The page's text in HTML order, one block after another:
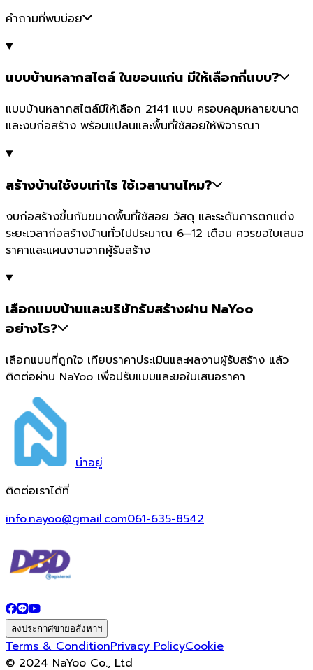
คำถามที่พบบ่อย
แบบบ้านหลากสไตล์ ในขอนแก่น มีให้เลือกกี่แบบ?
แบบบ้านหลากสไตล์มีให้เลือก 2141 แบบ ครอบคลุมหลายขนาด
และงบก่อสร้าง พร้อมแปลนและพื้นที่ใช้สอยให้พิจารณา
สร้างบ้านใช้งบเท่าไร ใช้เวลานานไหม?
งบก่อสร้างขึ้นกับขนาดพื้นที่ใช้สอย วัสดุ และระดับการตกแต่ง
ระยะเวลาก่อสร้างบ้านทั่วไปประมาณ 6–12 เดือน ควรขอใบเสนอ
ราคาและแผนงานจากผู้รับสร้าง
เลือกแบบบ้านและบริษัทรับสร้างผ่าน NaYoo
อย่างไร?
เลือกแบบที่ถูกใจ เทียบราคาประเมินและผลงานผู้รับสร้าง แล้ว
ติดต่อผ่าน NaYoo เพื่อปรับแบบและขอใบเสนอราคา
น่าอยู่
ติดต่อเราได้ที่
info.nayoo@gmail.com061-635-8542
ลงประกาศขายอสังหาฯ
Terms & ConditionPrivacy PolicyCookie
© 2024 NaYoo Co., Ltd